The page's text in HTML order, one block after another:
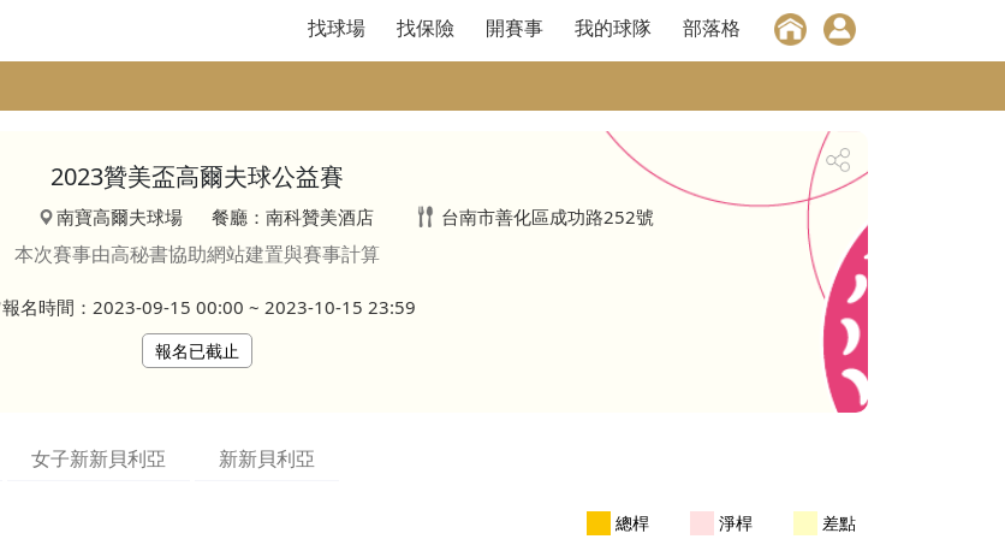
找球場 找保險 開賽事 我的球隊 部落格
2023贊美盃高爾夫球公益賽
南寶高爾夫球場 餐廳：南科贊美酒店 台南市善化區成功路252號
本次賽事由高秘書協助網站建置與賽事計算
報名時間：2023-09-15 00:00 ~ 2023-10-15 23:59
報名已截止
女子新新貝利亞 新新貝利亞
總桿 淨桿 差點